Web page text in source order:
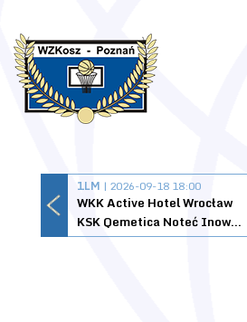
1LM | 2026-09-18 18:00
WKK Active Hotel Wrocław
KSK Qemetica Noteć Inowrocław